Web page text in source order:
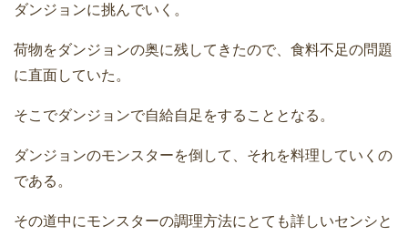
ダンジョンに挑んでいく。
荷物をダンジョンの奥に残してきたので、食料不足の問題
に直面していた。
そこでダンジョンで自給自足をすることとなる。
ダンジョンのモンスターを倒して、それを料理していくの
である。
その道中にモンスターの調理方法にとても詳しいセンシと